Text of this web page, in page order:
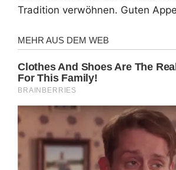
Tradition verwöhnen. Guten